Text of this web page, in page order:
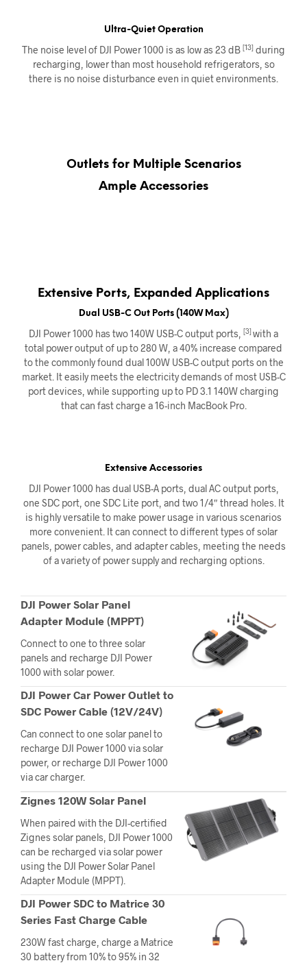
Ultra-Quiet Operation
The noise level of DJI Power 1000 is as low as 23 dB [13] during
recharging, lower than most household refrigerators, so
there is no noise disturbance even in quiet environments.
Outlets for Multiple Scenarios
Ample Accessories
Extensive Ports, Expanded Applications
Dual USB-C Out Ports (140W Max)
DJI Power 1000 has two 140W USB-C output ports, [3] with a
total power output of up to 280 W, a 40% increase compared
to the commonly found dual 100W USB-C output ports on the
market. It easily meets the electricity demands of most USB-C
port devices, while supporting up to PD 3.1 140W charging
that can fast charge a 16-inch MacBook Pro.
Extensive Accessories
DJI Power 1000 has dual USB-A ports, dual AC output ports,
one SDC port, one SDC Lite port, and two 1/4″ thread holes. It
is highly versatile to make power usage in various scenarios
more convenient. It can connect to different types of solar
panels, power cables, and adapter cables, meeting the needs
of a variety of power supply and recharging options.
DJI Power Solar Panel
Adapter Module (MPPT)
Connect to one to three solar
panels and recharge DJI Power
1000 with solar power.
DJI Power Car Power Outlet to
SDC Power Cable (12V/24V)
Can connect to one solar panel to
recharge DJI Power 1000 via solar
power, or recharge DJI Power 1000
via car charger.
Zignes 120WSolar Panel
When paired with the DJI-certified
Zignes solar panels, DJI Power 1000
can be recharged via solar power
using the DJI Power Solar Panel
Adapter Module (MPPT).
DJI Power SDC to Matrice 30
Series Fast Charge Cable
230W fast charge, charge a Matrice
30 battery from 10% to 95% in 32